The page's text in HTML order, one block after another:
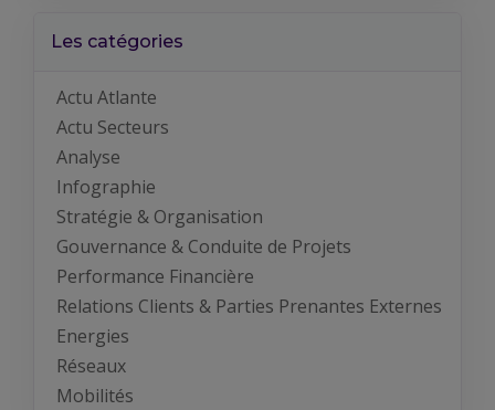
Les catégories
Actu Atlante
Actu Secteurs
Analyse
Infographie
Stratégie & Organisation
Gouvernance & Conduite de Projets
Performance Financière
Relations Clients & Parties Prenantes Externes
Energies
Réseaux
Mobilités